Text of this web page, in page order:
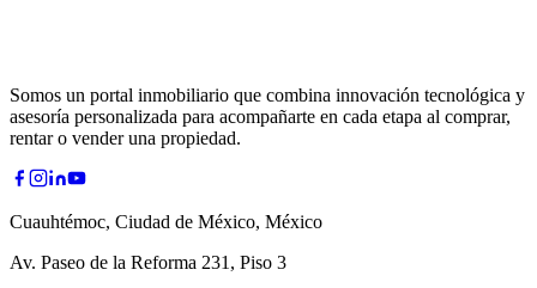
Somos un portal inmobiliario que combina innovación tecnológica y
asesoría personalizada para acompañarte en cada etapa al comprar,
rentar o vender una propiedad.
Cuauhtémoc, Ciudad de México, México
Av. Paseo de la Reforma 231, Piso 3